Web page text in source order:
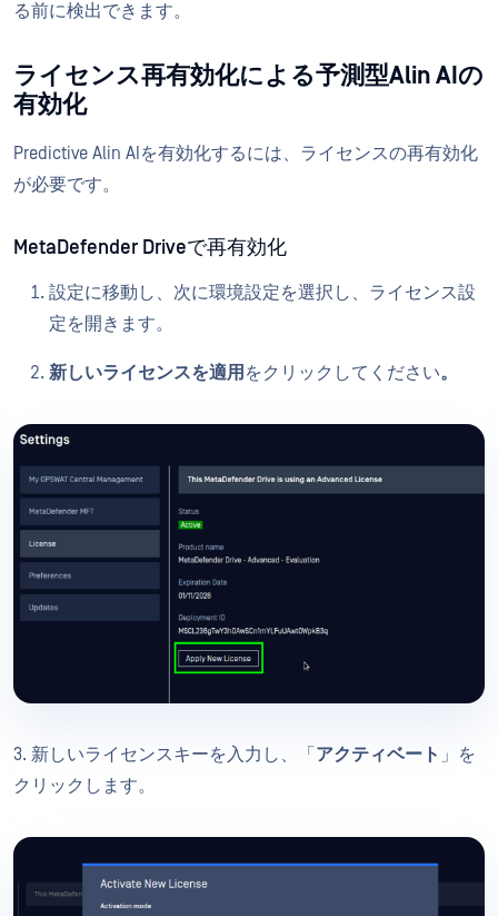
る前に検出できます。
ライセンス再有効化による予測型Alin AIの
有効化
Predictive Alin AIを有効化するには、ライセンスの再有効化
が必要です。
MetaDefender Driveで再有効化
設定に移動し、次に環境設定を選択し、ライセンス設
定を開きます。
新しいライセンスを適用 をクリックしてください。
3. 新しいライセンスキーを入力し、「 アクティベート 」を
クリックします。